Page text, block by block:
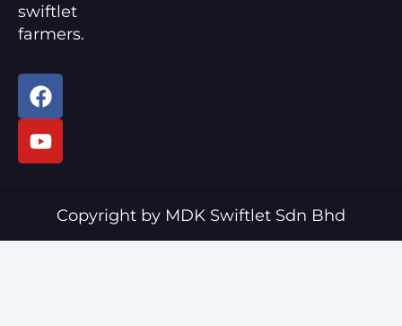
swiftlet
farmers.
F
a
c
e
k
Y
o
u
t
Copyright by MDK Swiftlet Sdn Bhd